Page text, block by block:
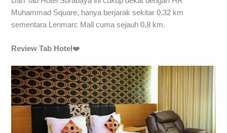
Muhammad Square, hanya berjarak sekitar 0,32 km
sementara Lenmarc Mall cuma sejauh 0,8 km.
Review Tab Hotel ❤️